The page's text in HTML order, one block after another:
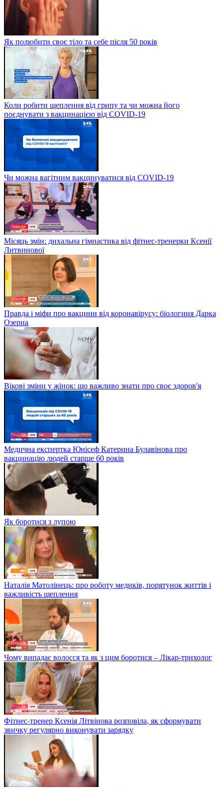
Як полюбити своє тіло та себе після 50 років
Коли робити щеплення від грипу та чи можна його
поєднувати з вакцинацією від COVID-19
Чи можна вагітним вакцинуватися від COVID-19
Місяць змін: дихальна гімнастика від фітнес-тренерки Ксенії
Литвинової
Правда і міфи про вакцини від коронавірусу: біологиня Дарка
Озерна
Вікові зміни у жінок: що важливо знати про своє здоров'я
Медична експертка Юнісеф Катерина Булавінова про
вакцинацію людей старше 60 років
Як боротися з лупою
Наталія Матолінець: про роботу медиків, порятунок життів і
важливість щеплення
Чому випадає волосся та як з цим боротися – Лікар-трихолог
Фітнес-тренер Ксенія Літвінова розповіла, як сформувати
звичку регулярно виконувати зарядку